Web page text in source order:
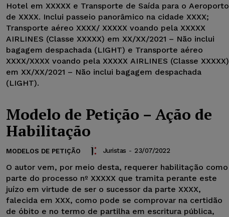
Hotel em XXXXX e Transporte de Saída para o Aeroporto
de XXXX. Inclui passeio panorâmico na cidade XXXX;
Transporte aéreo XXXX/ XXXXX voando pela XXXXX
AIRLINES (Classe XXXXX) em XX/XX/2021 – Não inclui
bagagem despachada (LIGHT) e Transporte aéreo
XXXX/XXXX voando pela XXXXX AIRLINES (Classe XXXXX)
em XX/XX/2021 – Não inclui bagagem despachada
(LIGHT).
Modelo de Petição – Ação de
Habilitação
MODELOS DE PETIÇÃO Juristas - 23/07/2022
O autor vem, por meio desta, requerer habilitação como
parte do processo nº XXXXX que tramita perante este
juízo em virtude de ser o sucessor da parte XXXX,
falecida em XXX, como pode se comprovar na certidão
de óbito e no termo de partilha em escritura pública,